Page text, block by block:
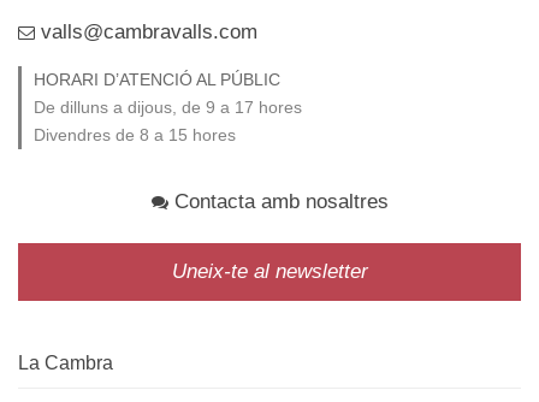
valls@cambravalls.com
HORARI D’ATENCIÓ AL PÚBLIC
De dilluns a dijous, de 9 a 17 hores
Divendres de 8 a 15 hores
Contacta amb nosaltres
Uneix-te al newsletter
La Cambra